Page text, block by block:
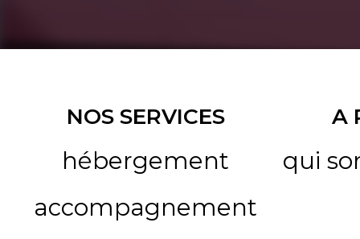
NOS SERVICES
hébergement
accompagnement
A
qui